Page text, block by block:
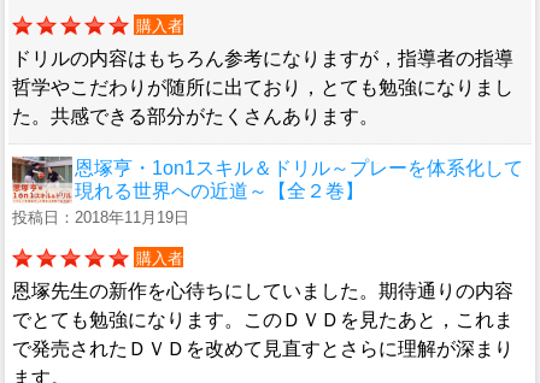
購入者
ドリルの内容はもちろん参考になりますが，指導者の指導
哲学やこだわりが随所に出ており，とても勉強になりまし
た。共感できる部分がたくさんあります。
恩塚亨・1on1スキル＆ドリル～プレーを体系化して
現れる世界への近道～【全２巻】
投稿日：2018年11月19日
購入者
恩塚先生の新作を心待ちにしていました。期待通りの内容
でとても勉強になります。このＤＶＤを見たあと，これま
で発売されたＤＶＤを改めて見直すとさらに理解が深まり
ます。